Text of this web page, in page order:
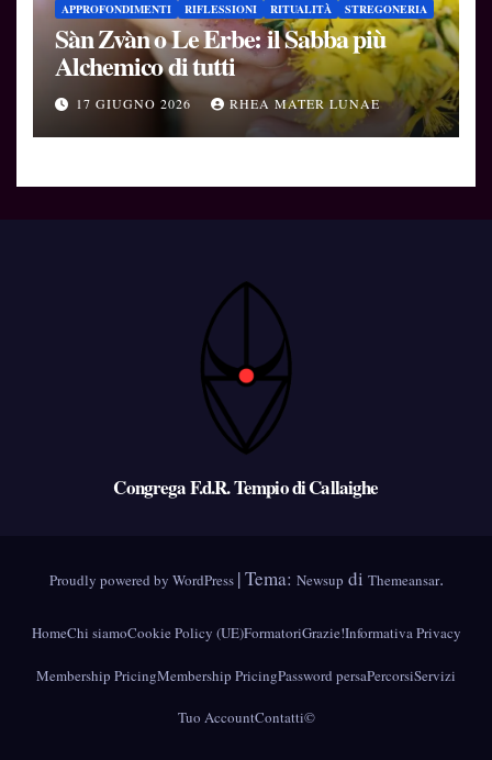
APPROFONDIMENTI RIFLESSIONI RITUALITÀ STREGONERIA
Sàn Zvàn o Le Erbe: il Sabba più
Alchemico di tutti
17 GIUGNO 2026 RHEA MATER LUNAE
Congrega F.d.R. Tempio di Callaighe
Proudly powered by WordPress |Tema: Newsup di Themeansar.
HomeChi siamoCookie Policy (UE)FormatoriGrazie!Informativa Privacy
Membership PricingMembership PricingPassword persaPercorsiServizi
Tuo AccountContatti©